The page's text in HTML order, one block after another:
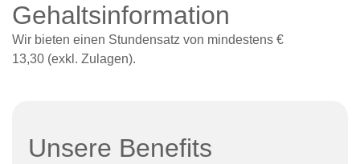
Gehaltsinformation
Wir bieten einen Stundensatz von mindestens €
13,30 (exkl. Zulagen).
Unsere Benefits